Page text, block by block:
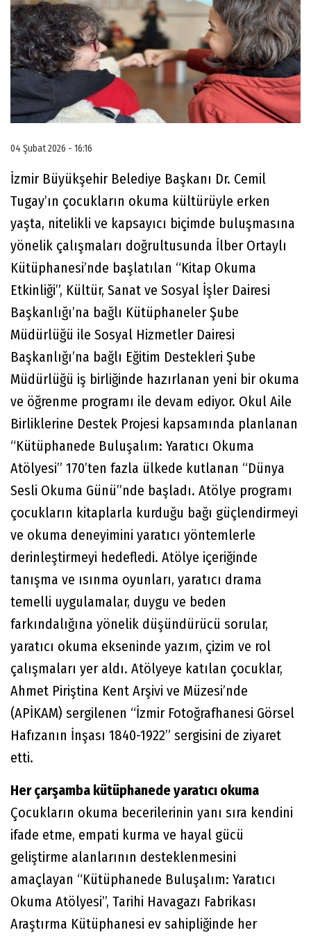
04 Şubat 2026 - 16:16
İzmir Büyükşehir Belediye Başkanı Dr. Cemil
Tugay’ın çocukların okuma kültürüyle erken
yaşta, nitelikli ve kapsayıcı biçimde buluşmasına
yönelik çalışmaları doğrultusunda İlber Ortaylı
Kütüphanesi’nde başlatılan “Kitap Okuma
Etkinliği”, Kültür, Sanat ve Sosyal İşler Dairesi
Başkanlığı’na bağlı Kütüphaneler Şube
Müdürlüğü ile Sosyal Hizmetler Dairesi
Başkanlığı’na bağlı Eğitim Destekleri Şube
Müdürlüğü iş birliğinde hazırlanan yeni bir okuma
ve öğrenme programı ile devam ediyor. Okul Aile
Birliklerine Destek Projesi kapsamında planlanan
“Kütüphanede Buluşalım: Yaratıcı Okuma
Atölyesi” 170’ten fazla ülkede kutlanan “Dünya
Sesli Okuma Günü”nde başladı. Atölye programı
çocukların kitaplarla kurduğu bağı güçlendirmeyi
ve okuma deneyimini yaratıcı yöntemlerle
derinleştirmeyi hedefledi. Atölye içeriğinde
tanışma ve ısınma oyunları, yaratıcı drama
temelli uygulamalar, duygu ve beden
farkındalığına yönelik düşündürücü sorular,
yaratıcı okuma ekseninde yazım, çizim ve rol
çalışmaları yer aldı. Atölyeye katılan çocuklar,
Ahmet Piriştina Kent Arşivi ve Müzesi’nde
(APİKAM) sergilenen “İzmir Fotoğrafhanesi Görsel
Hafızanın İnşası 1840-1922” sergisini de ziyaret
etti.
Her çarşamba kütüphanede yaratıcı okuma
Çocukların okuma becerilerinin yanı sıra kendini
ifade etme, empati kurma ve hayal gücü
geliştirme alanlarının desteklenmesini
amaçlayan “Kütüphanede Buluşalım: Yaratıcı
Okuma Atölyesi”, Tarihi Havagazı Fabrikası
Araştırma Kütüphanesi ev sahipliğinde her